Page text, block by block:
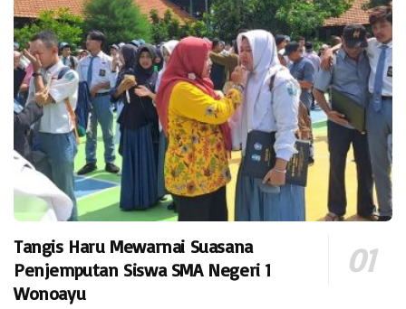
Tangis Haru Mewarnai Suasana
Penjemputan Siswa SMA Negeri 1
Wonoayu